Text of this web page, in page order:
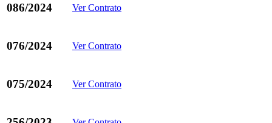
086/2024 Ver Contrato
076/2024 Ver Contrato
075/2024 Ver Contrato